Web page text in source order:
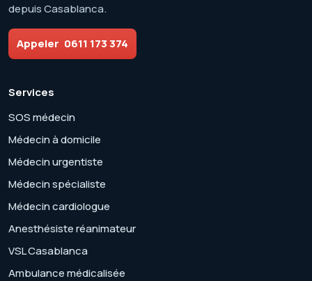
depuis Casablanca.
Appeler 0611 173 374
Services
SOS médecin
Médecin à domicile
Médecin urgentiste
Médecin spécialiste
Médecin cardiologue
Anesthésiste réanimateur
VSL Casablanca
Ambulance médicalisée